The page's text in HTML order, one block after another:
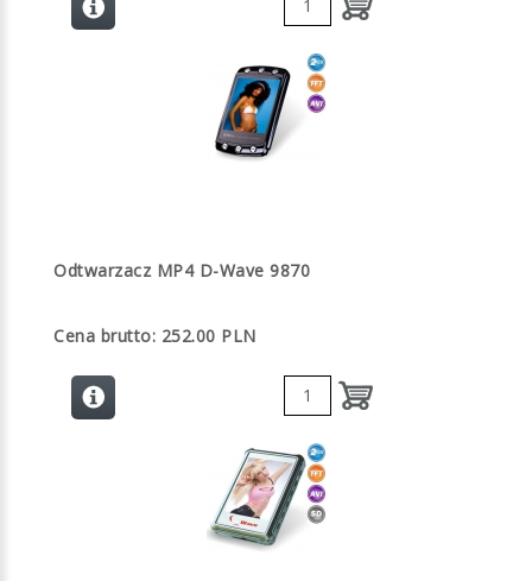
Odtwarzacz MP4 D-Wave 9870
Cena brutto: 252.00 PLN